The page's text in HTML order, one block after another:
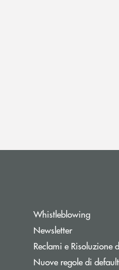
WhistleblowingApre
NewsletterApre una
Reclami e Risoluzione
Nuove regole di default